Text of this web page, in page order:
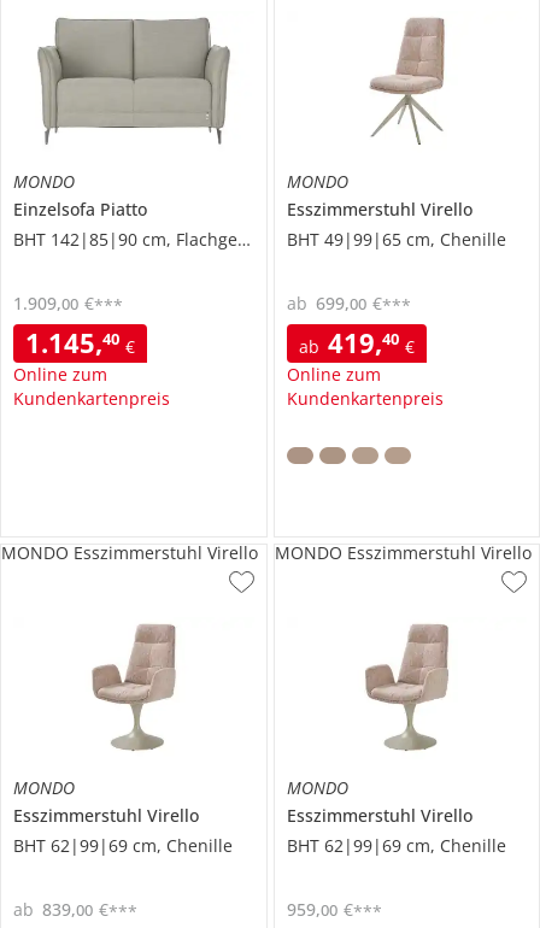
MONDO
Einzelsofa Piatto
BHT 142|85|90 cm, Flachgewebe
1.145,40 €
Online zum
Kundenkartenpreis
1.909,00 €***
MONDO
Esszimmerstuhl Virello
BHT 49|99|65 cm, Chenille
ab 419,40 €
Online zum
Kundenkartenpreis
ab 699,00 €***
MONDO
Esszimmerstuhl Virello
BHT 62|99|69 cm, Chenille
ab 839,00 €***
MONDO Esszimmerstuhl Virello
MONDO
Esszimmerstuhl Virello
BHT 62|99|69 cm, Chenille
959,00 €***
MONDO Esszimmerstuhl Virello